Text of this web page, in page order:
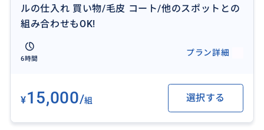
ルの仕入れ 買い物/毛皮 コート/他のスポットとの
組み合わせもOK!
6時間
プラン詳細
¥15,000/組 選択する